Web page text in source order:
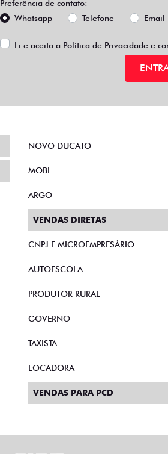
Preferência de contato:
Whatsapp
Telefone Email
Li e aceito a Política de Privacidadee
NOVO DUCATO
MOBI
ARGO
VENDAS DIRETAS
CNPJ E MICROEMPRESÁRIO
AUTOESCOLA
PRODUTOR RURAL
GOVERNO
TAXISTA
LOCADORA
VENDAS PARA PCD